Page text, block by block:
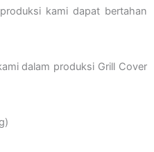
kami dapat bertahan
dalam produksi Grill Cover